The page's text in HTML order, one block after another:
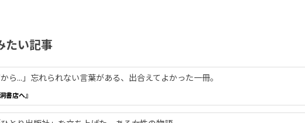
たい記事
ら...」忘れられない言葉がある、出合えてよかった一冊。
書店へ』